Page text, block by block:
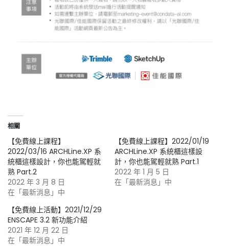
相關
【免費線上課程】
2022/03/16 ARCHLine.XP 系
統櫃這樣設計，你也能駕輕就
熟 Part.2
2022 年 3 月 8 日
在「最新消息」中
【免費線上課程】2022/01/19
ARCHLine.XP 系統櫃這樣設
計，你也能駕輕就熟 Part.1
2022 年 1 月 5 日
在「最新消息」中
【免費線上活動】2021/12/29
ENSCAPE 3.2 新功能介紹
2021 年 12 月 22 日
在「最新消息」中